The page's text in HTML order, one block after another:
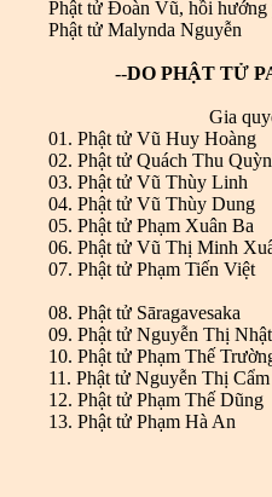
Phật tử Đoàn Vũ, hồi hướng
Phật tử Malynda Nguyễn
--DO PHẬT TỬ
Gia
01. Phật tử Vũ Huy Hoàng
02. Phật tử Quách Thu
03. Phật tử Vũ Thùy Linh
04. Phật tử Vũ Thùy Dung
05. Phật tử Phạm Xuân Ba
06. Phật tử Vũ Thị Minh
07. Phật tử Phạm Tiến Việt
08. Phật tử Sāragavesaka
09. Phật tử Nguyễn Thị Nhật
10. Phật tử Phạm Thế
11. Phật tử Nguyễn Thị
12. Phật tử Phạm Thế Dũng
13. Phật tử Phạm Hà An